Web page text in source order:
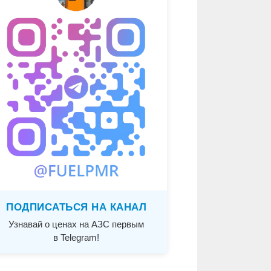
ПОДПИСАТЬСЯ НА КАНАЛ
Узнавай о ценах на АЗС первым
в Telegram!